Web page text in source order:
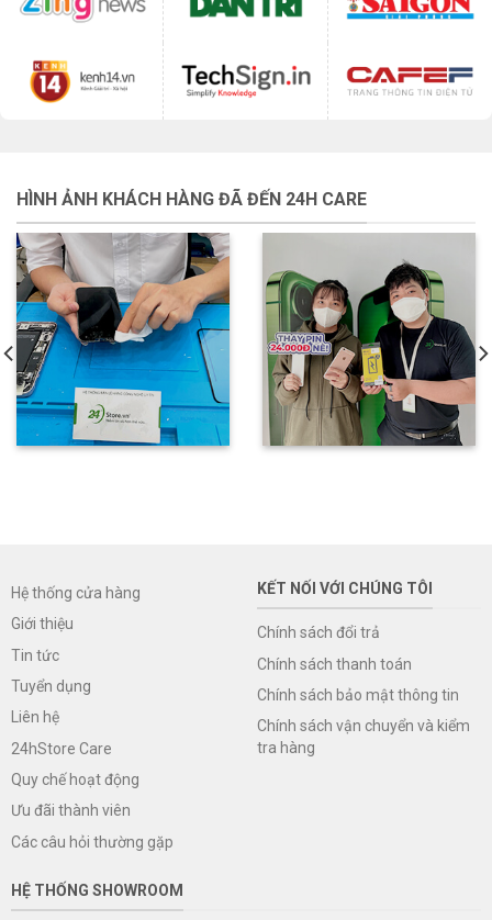
HÌNH ẢNH KHÁCH HÀNG ĐÃ ĐẾN 24H CARE
Hệ thống cửa hàng
Giới thiệu
Tin tức
Tuyển dụng
Liên hệ
24hStore Care
Quy chế hoạt động
Ưu đãi thành viên
Các câu hỏi thường gặp
KẾT NỐI VỚI CHÚNG TÔI
Chính sách đổi trả
Chính sách thanh toán
Chính sách bảo mật thông tin
Chính sách vận chuyển và kiểm
tra hàng
HỆ THỐNG SHOWROOM